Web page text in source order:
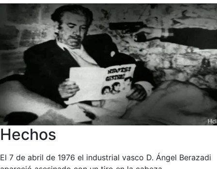
Hechos
El 7 de abril de 1976 el industrial vasco D. Ángel Berazadi